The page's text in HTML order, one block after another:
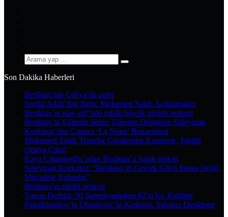
Arama
Son Dakika Haberleri
Beşiktaş’tan Çekya’da zafer
Serdal Adalı’dan ilginç Mohamed Salah Açıklamaları
Beşiktaş’ın play-off’taki rakibi büyük ölçüde netleşti
Beşiktaş’ta Yıllardır Süren Tüketim Döngüsü: Süleyman
Korkmaz’dan Çarpıcı ‘La Nona’ Benzetmesi
Mohamed Salah Transfer Gündemini Karıştırdı, Tatilde
Ortaya Çıktı!
Kaya Çilingiroğlu’ndan Beşiktaş’a Salah tepkisi
Süleyman Korkmaz: “Beşiktaş’ın Gerçek Gücü Parası Değil,
Mücadele Ruhudur”
Beşiktaş’ın rakibi netleşti
Yunan Derbisi: 90 Şampiyonluğun 82’si Üç Kulüpte
Panathinaikos’ta Obradovic’in Kadrosu: Yabancı Denklemi